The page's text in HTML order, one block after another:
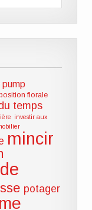
pump
florale
temps
investir aux
mincir
potager